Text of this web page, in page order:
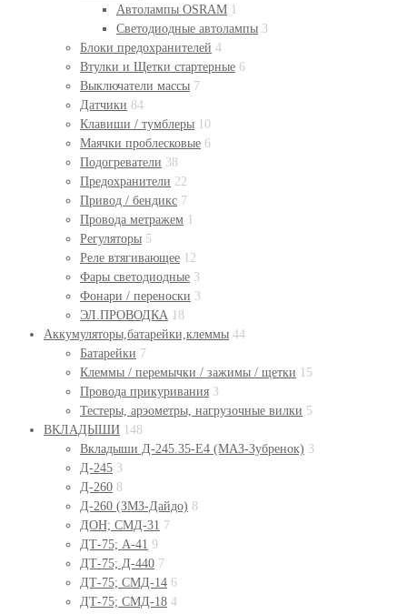
Автолампы OSRAM 1
Светодиодные автолампы 3
Блоки предохранителей 4
Втулки и Щетки стартерные 6
Выключатели массы 7
Датчики 84
Клавиши / тумблеры 10
Маячки проблесковые 6
Подогреватели 38
Предохранители 22
Привод / бендикс 7
Провода метражем 1
Регуляторы 5
Реле втягивающее 12
Фары светодиодные 3
Фонари / переноски 3
ЭЛ.ПРОВОДКА 18
Аккумуляторы,батарейки,клеммы 44
Батарейки 7
Клеммы / перемычки / зажимы / щетки 15
Провода прикуривания 3
Тестеры, арэометры, нагрузочные вилки 5
ВКЛАДЫШИ 148
Вкладыши Д-245.35-Е4 (МАЗ-Зубренок) 3
Д-245 3
Д-260 8
Д-260 (ЗМЗ-Дайдо) 8
ДОН; СМД-31 7
ДТ-75; А-41 9
ДТ-75; Д-440 7
ДТ-75; СМД-14 6
ДТ-75; СМД-18 4